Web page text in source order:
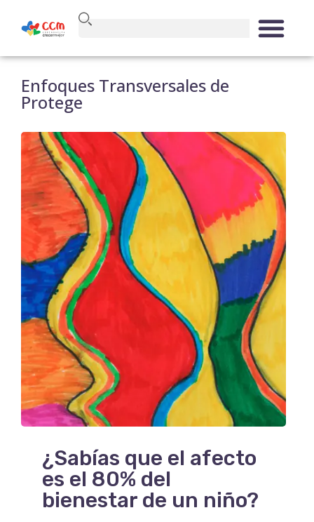
Enfoques Transversales de
Protege
¿Sabías que el afecto
es el 80% del
bienestar de un niño?